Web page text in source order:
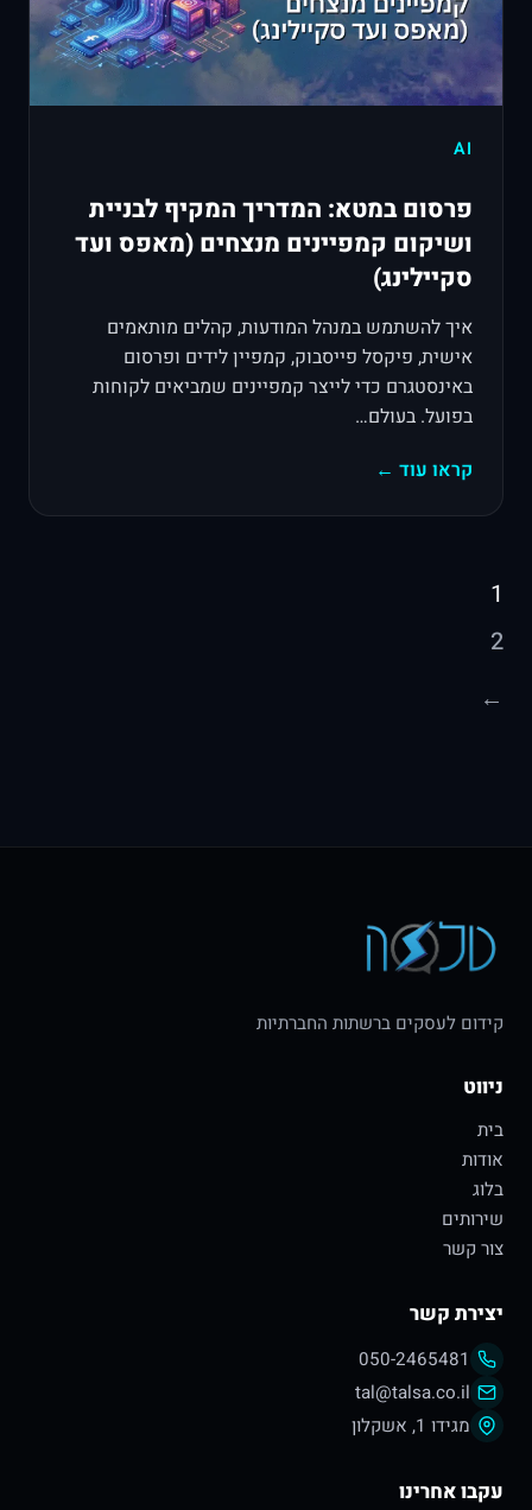
AI
פרסום במטא: המדריך המקיף לבניית
ושיקום קמפיינים מנצחים (מאפס ועד
סקיילינג)
איך להשתמש במנהל המודעות, קהלים מותאמים
אישית, פיקסל פייסבוק, קמפיין לידים ופרסום
באינסטגרם כדי לייצר קמפיינים שמביאים לקוחות
בפועל. בעולם…
קראו עוד ←
Posts
pagination
1
2
←
קידום לעסקים ברשתות החברתיות
ניווט
בית
אודות
בלוג
שירותים
צור קשר
יצירת קשר
050-2465481
tal@talsa.co.il
מגידו 1, אשקלון
עקבו אחרינו